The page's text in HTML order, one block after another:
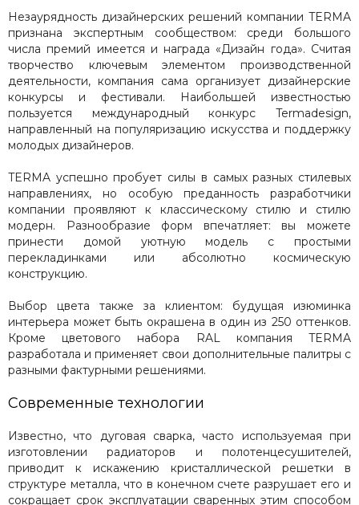
Незаурядность дизайнерских решений компании TERMA
признана экспертным сообществом: среди большого
числа премий имеется и награда «Дизайн года». Считая
творчество ключевым элементом производственной
деятельности, компания сама организует дизайнерские
конкурсы и фестивали. Наибольшей известностью
пользуется международный конкурс Termadesign,
направленный на популяризацию искусства и поддержку
молодых дизайнеров.
TERMA успешно пробует силы в самых разных стилевых
направлениях, но особую преданность разработчики
компании проявляют к классическому стилю и стилю
модерн. Разнообразие форм впечатляет: вы можете
принести домой уютную модель с простыми
перекладинками или абсолютно космическую
конструкцию.
Выбор цвета также за клиентом: будущая изюминка
интерьера может быть окрашена в один из 250 оттенков.
Кроме цветового набора RAL компания TERMA
разработала и применяет свои дополнительные палитры с
разными фактурными решениями.
Современные технологии
Известно, что дуговая сварка, часто используемая при
изготовлении радиаторов и полотенцесушителей,
приводит к искажению кристаллической решетки в
структуре металла, что в конечном счете разрушает его и
сокращает срок эксплуатации сваренных этим способом